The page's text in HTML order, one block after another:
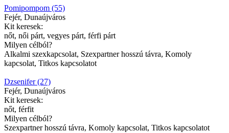
Pomipompom (55)
Fejér, Dunaújváros
Kit keresek:
nőt, női párt, vegyes párt, férfi párt
Milyen célból?
Alkalmi szexkapcsolat, Szexpartner hosszú távra, Komoly
kapcsolat, Titkos kapcsolatot
Dzsenifer (27)
Fejér, Dunaújváros
Kit keresek:
nőt, férfit
Milyen célból?
Szexpartner hosszú távra, Komoly kapcsolat, Titkos kapcsolatot